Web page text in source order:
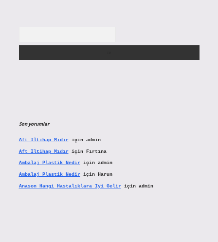
Son yorumlar
Aft Iltihap Mıdıriçin admin
Aft Iltihap Mıdıriçin Fırtına
Ambalaj Plastik Nediriçin admin
Ambalaj Plastik Nediriçin Harun
Anason Hangi Hastalıklara Iyi Geliriçin admin